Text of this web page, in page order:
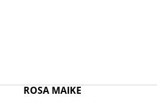
ROSA MAIKE